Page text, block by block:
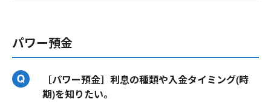
パワー預金
［パワー預金］利息の種類や入金タイミング(時
期)を知りたい。